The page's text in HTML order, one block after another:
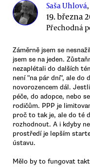
Saša Uhlová
19. března
Přechodná
Záměrně jsem se
jsem se na jeden.
nezaplétali do dalších
není "na pár dní", ale do
novorozencem dál.
péče, do adopce, nebo
rodičům. PPP je
proč to tak je, ale do té
rozhodnout. A i kdyby
prostředí je lepším
ústavu.
Mělo by to fungovat